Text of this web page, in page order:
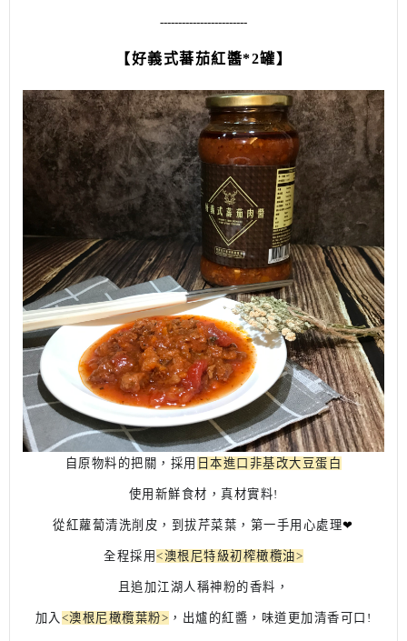
------------------------
【好義式蕃茄紅醬*2罐】
自原物料的把關， 採用 日本進口非基改大豆蛋白
使用新鮮食材，真材實料!
從紅蘿蔔清洗削皮，到拔芹菜葉，第一手用心處理❤
全程採用 <澳根尼特級初榨橄欖油>
且追加江湖人稱神粉的香料，
加入 <澳根尼橄欖葉粉> ， 出爐的紅醬，味道更加清香可口!